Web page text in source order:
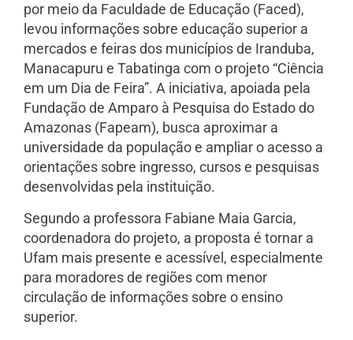
por meio da Faculdade de Educação (Faced),
levou informações sobre educação superior a
mercados e feiras dos municípios de Iranduba,
Manacapuru e Tabatinga com o projeto “Ciência
em um Dia de Feira”. A iniciativa, apoiada pela
Fundação de Amparo à Pesquisa do Estado do
Amazonas (Fapeam), busca aproximar a
universidade da população e ampliar o acesso a
orientações sobre ingresso, cursos e pesquisas
desenvolvidas pela instituição.
Segundo a professora Fabiane Maia Garcia,
coordenadora do projeto, a proposta é tornar a
Ufam mais presente e acessível, especialmente
para moradores de regiões com menor
circulação de informações sobre o ensino
superior.